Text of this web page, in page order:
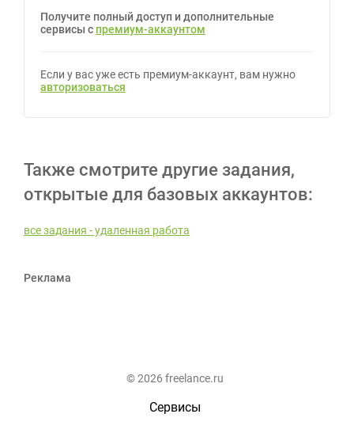
Получите полный доступ и дополнительные
сервисы с премиум-аккаунтом
Если у вас уже есть премиум-аккаунт, вам нужно
авторизоваться
Также смотрите другие задания,
открытые для базовых аккаунтов:
все задания - удаленная работа
Реклама
© 2026 freelance.ru
Сервисы